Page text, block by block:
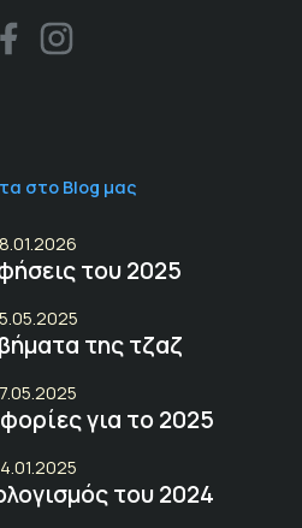
στο Blog μας
του 2025
της τζαζ
για το 2025
του 2024